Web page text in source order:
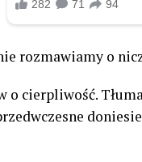
rozmawiamy o
o cierpliwość.